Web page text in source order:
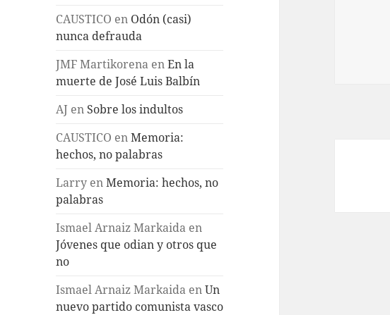
CAUSTICO en Odón (casi)
nunca defrauda
JMF Martikorena enEn la
muerte de José Luis Balbín
AJ en Sobre los indultos
CAUSTICO enMemoria:
hechos, no palabras
Larry enMemoria: hechos, no
palabras
Ismael Arnaiz Markaida en
Jóvenes que odian y otros que
no
Ismael Arnaiz Markaida enUn
nuevo partido comunista vasco